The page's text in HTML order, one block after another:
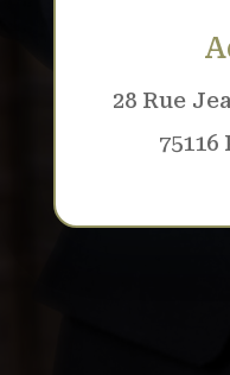
28 Rue